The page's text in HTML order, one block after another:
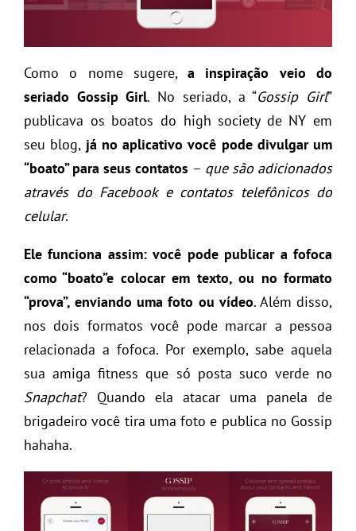
Como o nome sugere,a inspiração veio do
seriado Gossip Girl. No seriado, a “Gossip Girl”
publicava os boatos do high society de NY em
seu blog, já no aplicativo você pode divulgar um
“boato” para seus contatos – que são adicionados
através do Facebook e contatos telefônicos do
celular.
Ele funciona assim: você pode publicar a fofoca
como “boato”e colocar em texto, ou no formato
“prova”, enviando uma foto ou vídeo. Além disso,
nos dois formatos você pode marcar a pessoa
relacionada a fofoca. Por exemplo, sabe aquela
sua amiga fitness que só posta suco verde no
Snapchat? Quando ela atacar uma panela de
brigadeiro você tira uma foto e publica no Gossip
hahaha.